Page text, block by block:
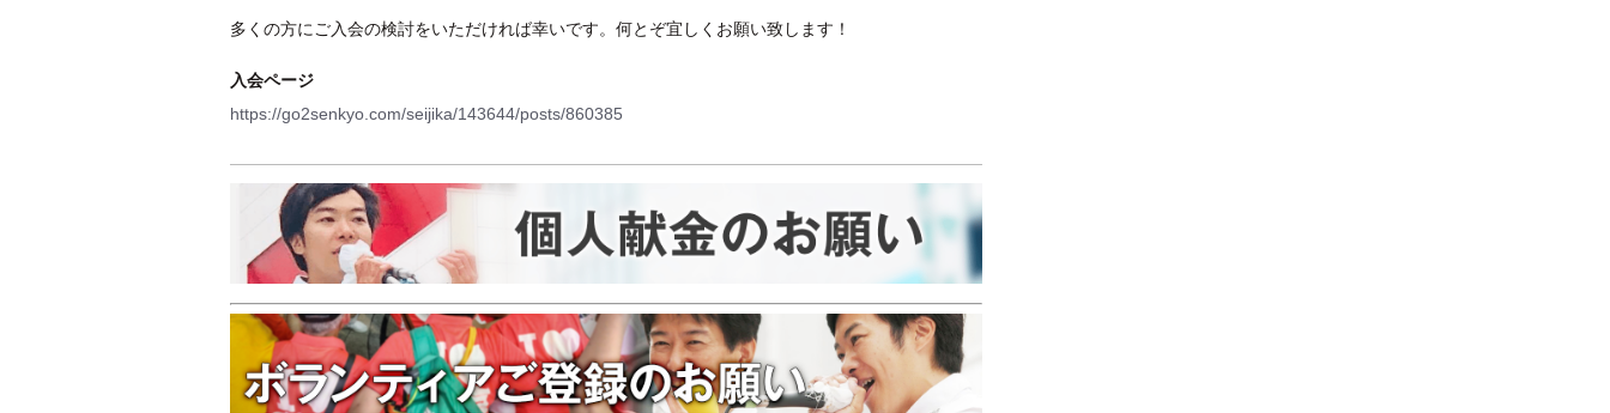
多くの方にご入会の検討をいただければ幸いです。何とぞ宜しくお願い致します！
入会ページ
https://go2senkyo.com/seijika/143644/posts/860385